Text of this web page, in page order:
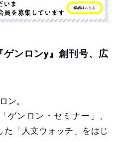
ンロンy』創刊号、広
ン。
ゲンロン・セミナー」、
「人文ウォッチ」をはじ